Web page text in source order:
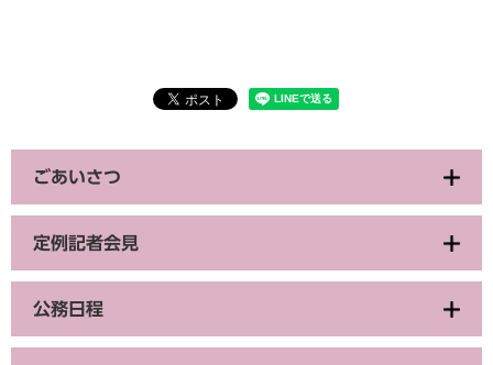
ごあいさつ
定例記者会見
公務日程